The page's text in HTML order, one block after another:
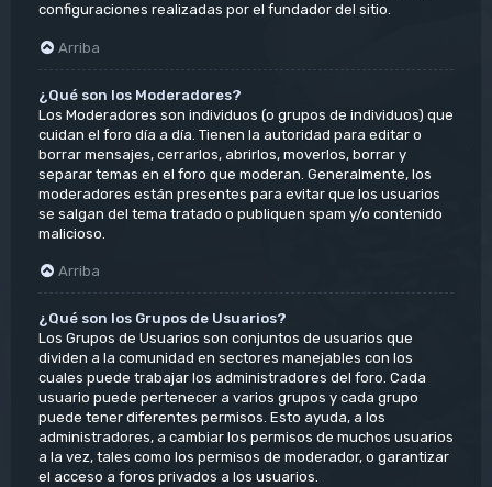
configuraciones realizadas por el fundador del sitio.
Arriba
¿Qué son los Moderadores?
Los Moderadores son individuos (o grupos de individuos) que
cuidan el foro día a día. Tienen la autoridad para editar o
borrar mensajes, cerrarlos, abrirlos, moverlos, borrar y
separar temas en el foro que moderan. Generalmente, los
moderadores están presentes para evitar que los usuarios
se salgan del tema tratado o publiquen spam y/o contenido
malicioso.
Arriba
¿Qué son los Grupos de Usuarios?
Los Grupos de Usuarios son conjuntos de usuarios que
dividen a la comunidad en sectores manejables con los
cuales puede trabajar los administradores del foro. Cada
usuario puede pertenecer a varios grupos y cada grupo
puede tener diferentes permisos. Esto ayuda, a los
administradores, a cambiar los permisos de muchos usuarios
a la vez, tales como los permisos de moderador, o garantizar
el acceso a foros privados a los usuarios.